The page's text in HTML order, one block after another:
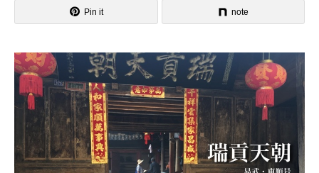
Pin it note